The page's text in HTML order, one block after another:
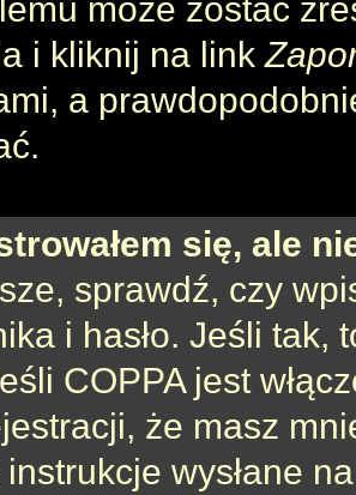
może zostać
i kliknij na link
a
się, ale
sprawdź, czy
i hasło. Jeśli tak,
COPPA jest
że masz
wysłane